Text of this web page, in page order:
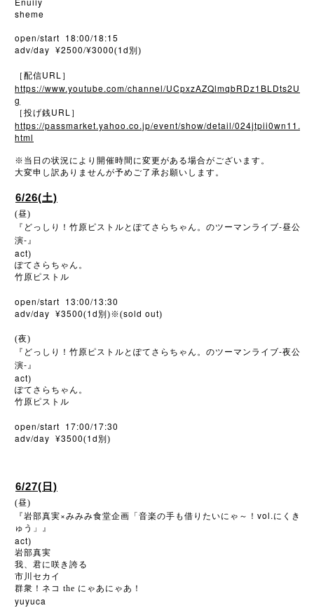
sheme
open/start 18:00/18:15
adv/day ¥2500/¥3000(1d 別)
［配信URL ］
https://www.youtube.com/channel/UCpxzAZQlmqbRDz1BLDts2U
g
［投げ銭URL ］
https://passmarket.yahoo.co.jp/event/show/detail/024jtpii0wn11.
html
※ 当日の状況により開催時間に変更がある場合がございます。
大変申し訳ありませんが予めご了承お願いします。
6/26(土)
(昼)
『どっしり！竹原ピストルとぽてさらちゃん。のツーマンライブ-昼公
演-』
act)
ぽてさらちゃん。
竹原ピストル
open/start 13:00/13:30
adv/day ¥3500(1d 別)※(sold out)
(夜)
『どっしり！竹原ピストルとぽてさらちゃん。のツーマンライブ-夜公
演-』
act)
ぽてさらちゃん。
竹原ピストル
open/start 17:00/17:30
adv/day ¥3500(1d 別)
6/27(日)
(昼)
『岩部真実×みみみ食堂企画「音楽の手も借りたいにゃ～！ vol. にくき
ゅう」』
act)
岩部真実
我、君に咲き誇る
市川セカイ
群衆！ネコ the にゃあにゃあ！
yuyuca